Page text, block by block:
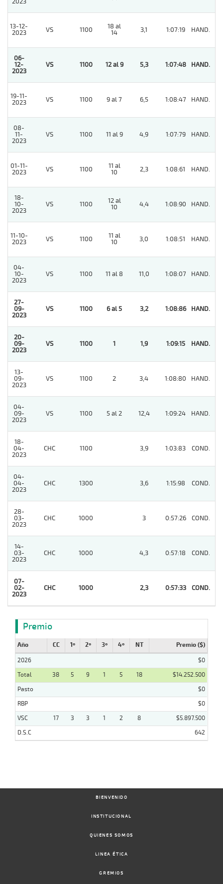
13-12-
2023
VS 1100
18 al
14
3,1 1:07:19 HAND.
06-
12-
2023
VS 1100 12 al 9 5,3 1:07:48 HAND.
19-11-
2023
VS 1100 9 al 7 6,5 1:08:47 HAND.
08-
11-
2023
VS 1100 11 al 9 4,9 1:07:79 HAND.
01-11-
2023
VS 1100
11 al
10
2,3 1:08:61 HAND.
18-
10-
2023
VS 1100
12 al
10
4,4 1:08:90 HAND.
11-10-
2023
VS 1100
11 al
10
3,0 1:08:51 HAND.
04-
10-
2023
VS 1100 11 al 8 11,0 1:08:07 HAND.
27-
09-
2023
VS 1100 6 al 5 3,2 1:08:86 HAND.
20-
09-
2023
VS 1100 1 1,9 1:09:15 HAND.
13-
09-
2023
VS 1100 2 3,4 1:08:80 HAND.
04-
09-
2023
VS 1100 5 al 2 12,4 1:09:24 HAND.
18-
04-
2023
CHC 1100 3,9 1:03:83 COND.
04-
04-
2023
CHC 1300 3,6 1:15:98 COND.
28-
03-
2023
CHC 1000 3 0:57:26 COND.
14-
03-
2023
CHC 1000 4,3 0:57:18 COND.
07-
02-
2023
CHC 1000 2,3 0:57:33 COND.
Premio
Año CC 1º 2º 3º 4º NT Premio ($)
2026
$0
Total
38 5 9 1 5 18
$14.252.500
Pasto
$0
RBP
$0
VSC
17 3 3 1 2 8
$5.897.500
D.S.C
642
BIENVENIDO
INSTITUCIONAL
QUIENES SOMOS
LINEA ÉTICA
GREMIOS